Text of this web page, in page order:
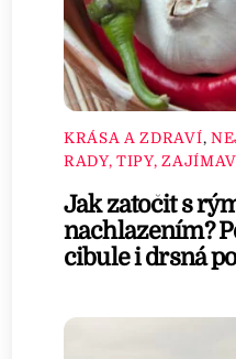
KRÁSA A ZDRAVÍ,
RADY, TIPY,
Jak zatočit s
nachlazením?
cibule i drsná